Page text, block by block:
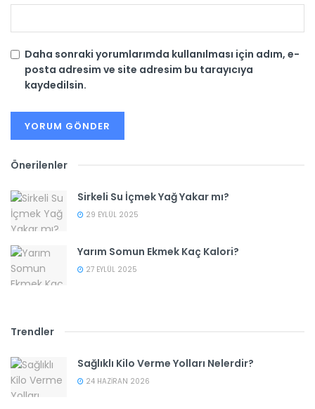
Daha sonraki yorumlarımda kullanılması için adım, e-
posta adresim ve site adresim bu tarayıcıya
kaydedilsin.
Önerilenler
Sirkeli Su İçmek Yağ Yakar mı?
29 EYLÜL 2025
Yarım Somun Ekmek Kaç Kalori?
27 EYLÜL 2025
Trendler
Sağlıklı Kilo Verme Yolları Nelerdir?
24 HAZIRAN 2026